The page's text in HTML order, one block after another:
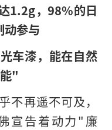
1.2g，98%的日
动参与
车漆，能在自然
"
不再遥不可及，
宣告着动力"廉